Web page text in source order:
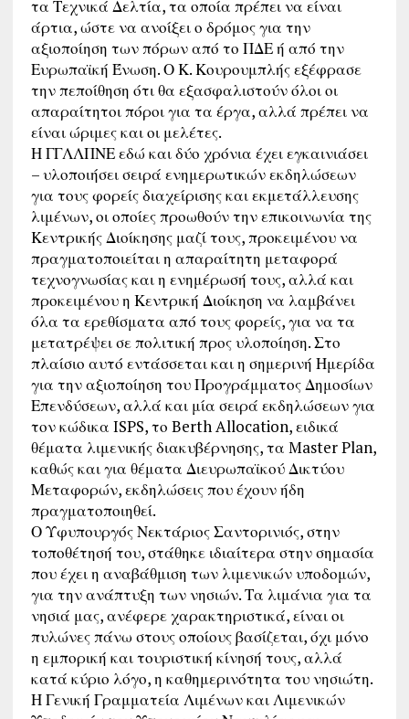
τα Τεχνικά Δελτία, τα οποία πρέπει να είναι
άρτια, ώστε να ανοίξει ο δρόμος για την
αξιοποίηση των πόρων από το ΠΔΕ ή από την
Ευρωπαϊκή Ένωση. Ο Κ. Κουρουμπλής εξέφρασε
την πεποίθηση ότι θα εξασφαλιστούν όλοι οι
απαραίτητοι πόροι για τα έργα, αλλά πρέπει να
είναι ώριμες και οι μελέτες.
Η ΓΓΛΛΠΝΕ εδώ και δύο χρόνια έχει εγκαινιάσει
– υλοποιήσει σειρά ενημερωτικών εκδηλώσεων
για τους φορείς διαχείρισης και εκμετάλλευσης
λιμένων, οι οποίες προωθούν την επικοινωνία της
Κεντρικής Διοίκησης μαζί τους, προκειμένου να
πραγματοποιείται η απαραίτητη μεταφορά
τεχνογνωσίας και η ενημέρωσή τους, αλλά και
προκειμένου η Κεντρική Διοίκηση να λαμβάνει
όλα τα ερεθίσματα από τους φορείς, για να τα
μετατρέψει σε πολιτική προς υλοποίηση. Στο
πλαίσιο αυτό εντάσσεται και η σημερινή Ημερίδα
για την αξιοποίηση του Προγράμματος Δημοσίων
Επενδύσεων, αλλά και μία σειρά εκδηλώσεων για
τον κώδικα ISPS, το Berth Allocation, ειδικά
θέματα λιμενικής διακυβέρνησης, τα Master Plan,
καθώς και για θέματα Διευρωπαϊκού Δικτύου
Μεταφορών, εκδηλώσεις που έχουν ήδη
πραγματοποιηθεί.
Ο Υφυπουργός Νεκτάριος Σαντορινιός, στην
τοποθέτησή του, στάθηκε ιδιαίτερα στην σημασία
που έχει η αναβάθμιση των λιμενικών υποδομών,
για την ανάπτυξη των νησιών. Τα λιμάνια για τα
νησιά μας, ανέφερε χαρακτηριστικά, είναι οι
πυλώνες πάνω στους οποίους βασίζεται, όχι μόνο
η εμπορική και τουριστική κίνησή τους, αλλά
κατά κύριο λόγο, η καθημερινότητα του νησιώτη.
Η Γενική Γραμματεία Λιμένων και Λιμενικών